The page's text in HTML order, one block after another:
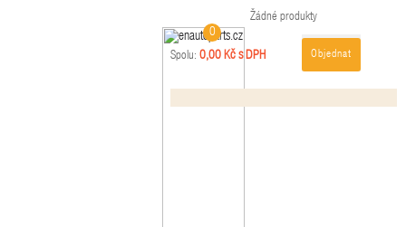
0
Žádné produkty
Spolu: 0,00 Kč s DPH Objednat